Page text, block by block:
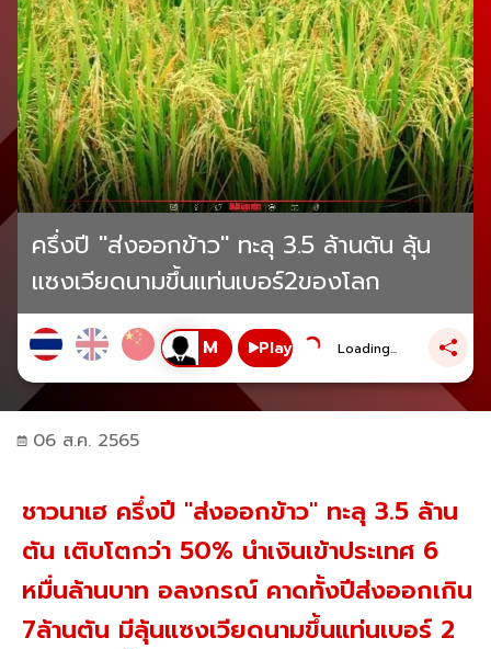
ครึ่งปี "ส่งออกข้าว" ทะลุ 3.5 ล้านตัน ลุ้น
แซงเวียดนามขึ้นแท่นเบอร์2ของโลก
Play Loading...
06 ส.ค. 2565
ชาวนาเฮ ครึ่งปี "ส่งออกข้าว" ทะลุ 3.5 ล้าน
ตัน เติบโตกว่า 50% นำเงินเข้าประเทศ 6
หมื่นล้านบาท อลงกรณ์ คาดทั้งปีส่งออกเกิน
7ล้านตัน มีลุ้นแซงเวียดนามขึ้นแท่นเบอร์ 2